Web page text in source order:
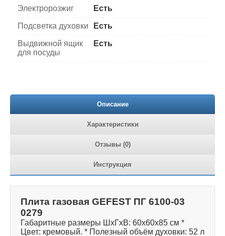
Электророзжиг Есть
Подсветка духовки Есть
Выдвижной ящик
для посуды
Есть
Описание
Характеристики
Отзывы (0)
Инструкция
Плита газовая GEFEST ПГ 6100-03
0279
Габаритные размеры ШхГхВ: 60х60х85 см *
Цвет: кремовый. * Полезный объём духовки: 52 л